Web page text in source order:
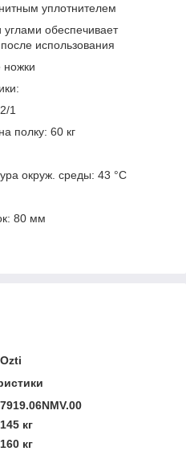
уплотнителем
обеспечивает
после использования
ножки
1
полку: 60 кг
окруж. среды: 43 °С
80 мм
Ozti
7919.06NMV.00
145 кг
160 кг